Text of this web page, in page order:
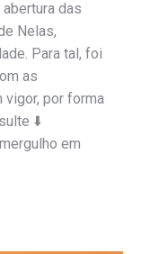
das
Nelas,
Para tal, foi
as
vigor, por forma
⬇️
em